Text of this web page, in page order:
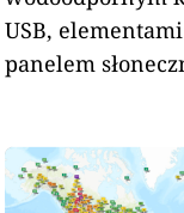
USB,
panelem